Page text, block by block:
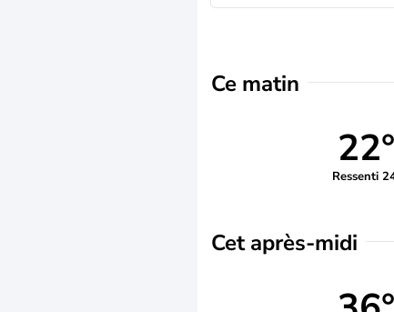
Ce matin
22°
Ressenti
Cet après-midi